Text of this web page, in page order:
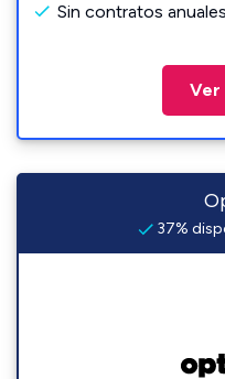
Sin contratos anuales
Ver
37%